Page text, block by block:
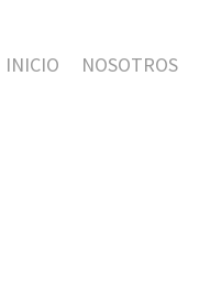
INICIO NOSOTROS